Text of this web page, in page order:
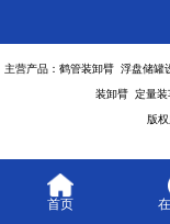
主营产品：鹤管装卸臂 浮盘储
装卸臂 定量装
版
首页